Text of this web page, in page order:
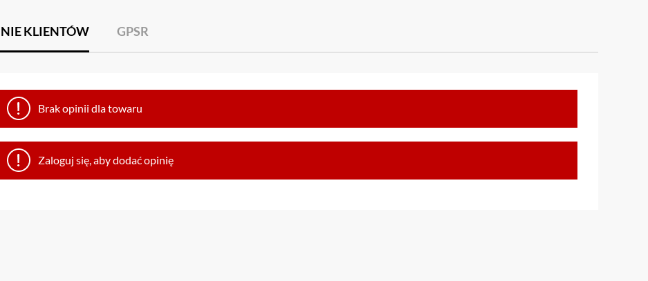
KLIENTÓW GPSR
Brak opinii dla towaru
Zaloguj się, aby dodać opinię